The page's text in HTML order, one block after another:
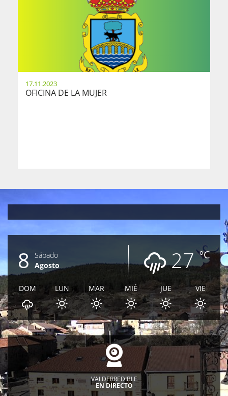
17.11.2023
OFICINA DE LA MUJER
ºC
27
8
Sábado
Agosto
DOM LUN MAR MIÉ JUE VIE
VALDERREDIBLE
EN DIRECTO